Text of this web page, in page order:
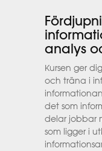
analys
Kursen ger
och träna i
det som
delar jobbar
som ligger i